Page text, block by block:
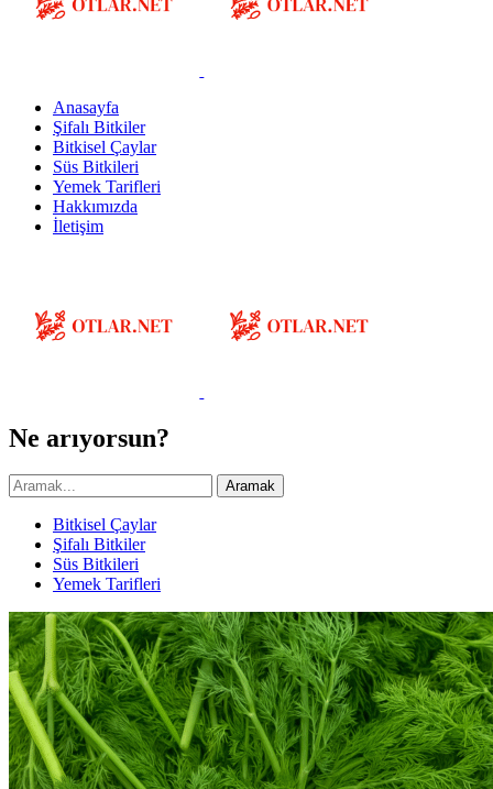
Anasayfa
Şifalı Bitkiler
Bitkisel Çaylar
Süs Bitkileri
Yemek Tarifleri
Hakkımızda
İletişim
Ne arıyorsun?
Aramak
Bitkisel Çaylar
Şifalı Bitkiler
Süs Bitkileri
Yemek Tarifleri